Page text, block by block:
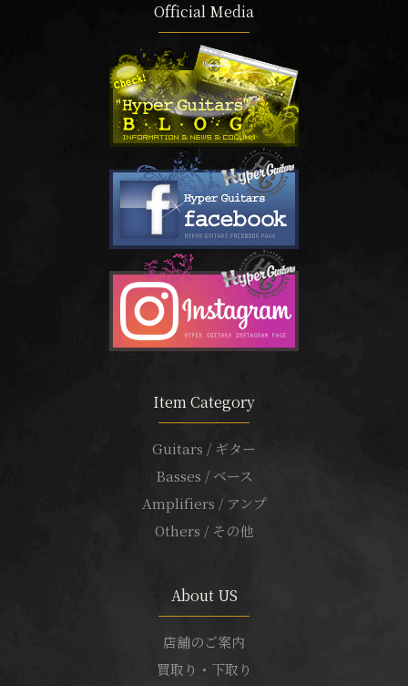
Official Media
Item Category
Guitars / ギター
Basses / ベース
Amplifiers / アンプ
Others / その他
About US
店舗のご案内
買取り・下取り